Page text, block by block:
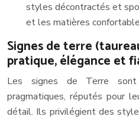
styles décontractés et
et les matières
Signes de terre
pratique, élégance et
Les signes de Terre
pragmatiques, réputés pour
détail. Ils privilégient des